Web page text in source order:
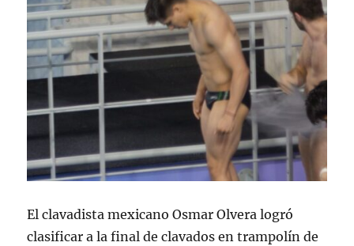
El clavadista mexicano Osmar Olvera logró
clasificar a la final de clavados en trampolín de